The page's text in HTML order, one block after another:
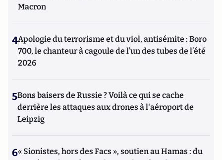
Macron
4Apologie du terrorisme et du viol, antisémite : Boro
700, le chanteur à cagoule de l’un des tubes de l’été
2026
5Bons baisers de Russie ? Voilà ce qui se cache
derrière les attaques aux drones à l'aéroport de
Leipzig
6« Sionistes, hors des Facs », soutien au Hamas : du